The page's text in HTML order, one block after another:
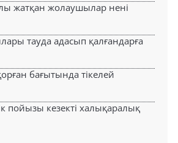
жатқан жолаушылар нені
тауда адасып қалғандарға
бағытында тікелей
пойызы кезекті халықаралық